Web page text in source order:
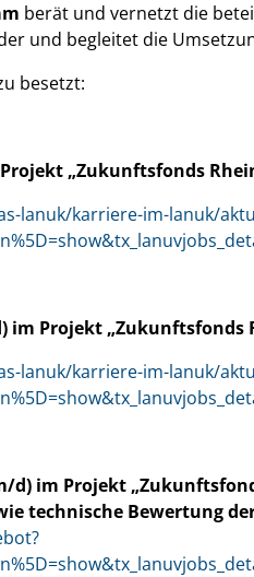
berät und vernetzt die
und begleitet die
besetzt:
„Zukunftsfonds
lanuk/karriere-im-lanuk/
im Projekt
lanuk/karriere-im-lanuk/
im Projekt
technische Bewertung